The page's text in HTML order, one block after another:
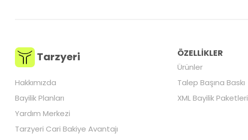
Tarzyeri
Hakkımızda
Bayilik Planları
Yardım Merkezi
Tarzyeri Cari Bakiye Avantajı
ÖZELLİKLER
Ürünler
Talep Başına Baskı
XML Bayilik Paketleri